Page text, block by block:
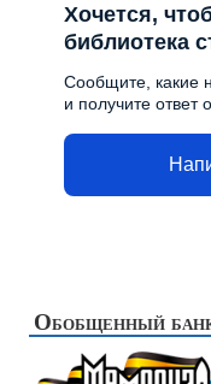
Хочется,
библиотека
Сообщите, какие
и получите ответ
Обобщенный